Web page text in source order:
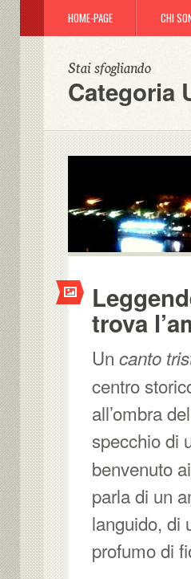
HOME-PAGE CHI
Stai sfogliando
Categoria
trova
Un canto
centro
all’ombra
specchio di
benvenuto
parla di un
languido, di
profumo di